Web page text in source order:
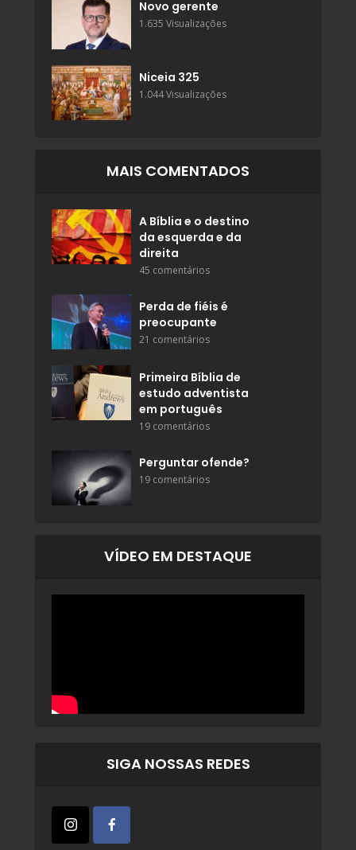
Novo gerente
1.635 Visualizações
Niceia 325
1.044 Visualizações
MAIS COMENTADOS
A Bíblia e o destino
da esquerda e da
direita
45 comentários
Perda de fiéis é
preocupante
21 comentários
Primeira Bíblia de
estudo adventista
em português
19 comentários
Perguntar ofende?
19 comentários
VÍDEO EM DESTAQUE
SIGA NOSSAS REDES